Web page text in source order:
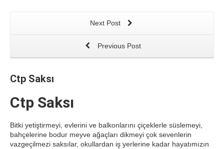
Next Post
Previous Post
Ctp Saksı
Ctp Saksı
Bitki yetiştirmeyi, evlerini ve balkonlarını çiçeklerle süslemeyi,
bahçelerine bodur meyve ağaçları dikmeyi çok sevenlerin
vazgeçilmezi saksılar, okullardan iş yerlerine kadar hayatımızın